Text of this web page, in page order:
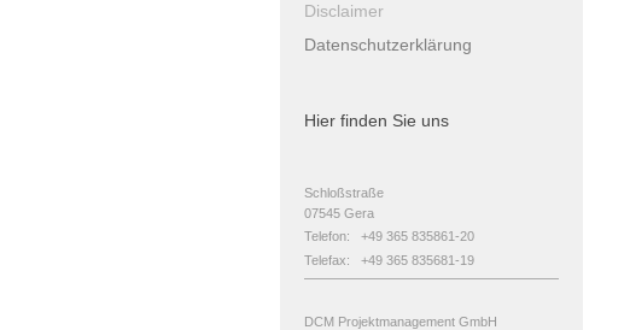
Disclaimer
Datenschutzerklärung
Hier finden Sie uns
Schloßstraße
07545 Gera
Telefon: +49 365 835861-20​
Telefax: +49 365 835681-19
DCM Projektmanagement GmbH